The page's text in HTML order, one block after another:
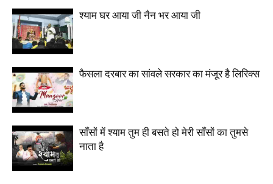
श्याम घर आया जी नैन भर आया जी
फैसला दरबार का सांवले सरकार का मंजूर है लिरिक्स
साँसों में श्याम तुम ही बसते हो मेरी साँसों का तुमसे
नाता है